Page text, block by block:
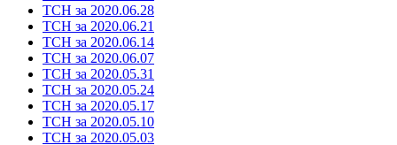
ТСН за 2020.06.28
ТСН за 2020.06.21
ТСН за 2020.06.14
ТСН за 2020.06.07
ТСН за 2020.05.31
ТСН за 2020.05.24
ТСН за 2020.05.17
ТСН за 2020.05.10
ТСН за 2020.05.03